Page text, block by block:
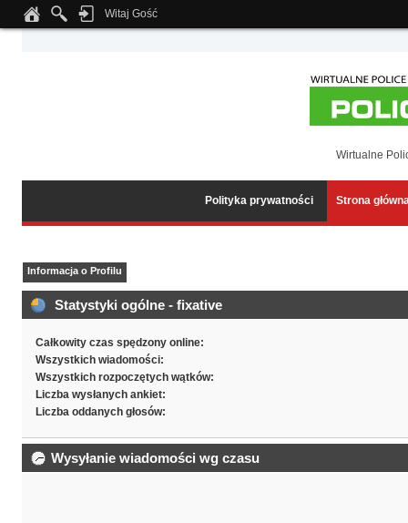
Notice: Undefined index: tapatalk_body_hook in
Witaj Gość
Wirtualne
Polityka prywatności Strona
Informacja o Profilu
Statystyki ogólne - fixative
Całkowity czas spędzony online:
Wszystkich wiadomości:
Wszystkich rozpoczętych wątków:
Liczba wysłanych ankiet:
Liczba oddanych głosów:
Wysyłanie wiadomości wg czasu